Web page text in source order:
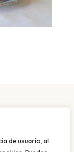
de usuario, al